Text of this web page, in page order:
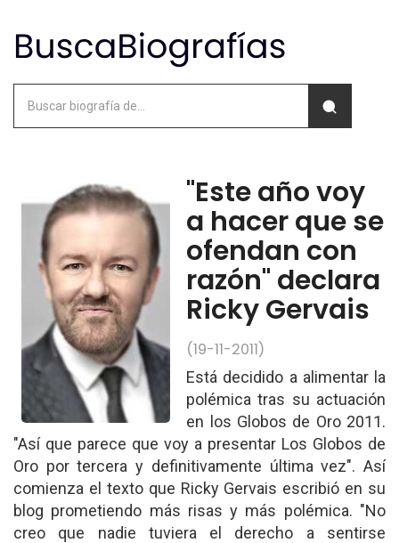
"Este año voy
a hacer que se
ofendan con
razón" declara
Ricky Gervais
(19-11-2011)
Está decidido a alimentar la
polémica tras su actuación
en los Globos de Oro 2011.
"Así que parece que voy a presentar Los Globos de
Oro por tercera y definitivamente última vez". Así
comienza el texto que Ricky Gervais escribió en su
blog prometiendo más risas y más polémica. "No
creo que nadie tuviera el derecho a sentirse